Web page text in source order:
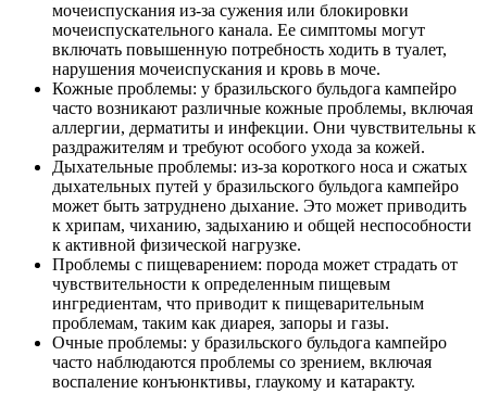
мочеиспускания из-за сужения или блокировки
мочеиспускательного канала. Ее симптомы могут
включать повышенную потребность ходить в туалет,
нарушения мочеиспускания и кровь в моче.
Кожные проблемы: у бразильского бульдога кампейро
часто возникают различные кожные проблемы, включая
аллергии, дерматиты и инфекции. Они чувствительны к
раздражителям и требуют особого ухода за кожей.
Дыхательные проблемы: из-за короткого носа и сжатых
дыхательных путей у бразильского бульдога кампейро
может быть затруднено дыхание. Это может приводить
к хрипам, чиханию, задыханию и общей неспособности
к активной физической нагрузке.
Проблемы с пищеварением: порода может страдать от
чувствительности к определенным пищевым
ингредиентам, что приводит к пищеварительным
проблемам, таким как диарея, запоры и газы.
Очные проблемы: у бразильского бульдога кампейро
часто наблюдаются проблемы со зрением, включая
воспаление конъюнктивы, глаукому и катаракту.